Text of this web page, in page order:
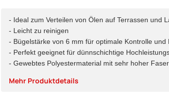
- Ideal zum Verteilen von Ölen auf Terrassen und
- Leicht zu reinigen
- Bügelstärke von 6 mm für optimale Kontrolle und
- Perfekt geeignet für dünnschichtige
- Gewebtes Polyestermaterial mit sehr hoher
Mehr Produktdetails